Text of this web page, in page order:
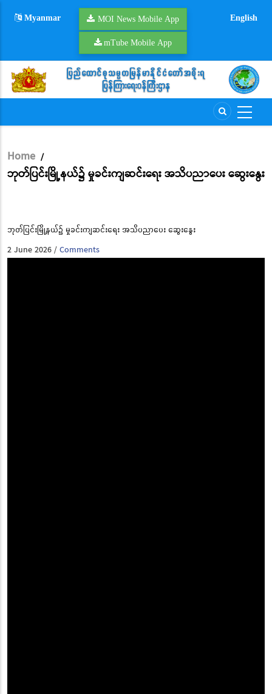
Myanmar MOI News Mobile App
mTube Mobile App
English
Breadcrumb
Home /
ဘုတ်ပြင်းမြို့နယ်၌ မှုခင်းကျဆင်းရေး အသိပညာပေး ဆွေးနွေး
ဘုတ်ပြင်းမြို့နယ်၌ မှုခင်းကျဆင်းရေး အသိပညာပေး ဆွေးနွေး
2 June 2026/Comments